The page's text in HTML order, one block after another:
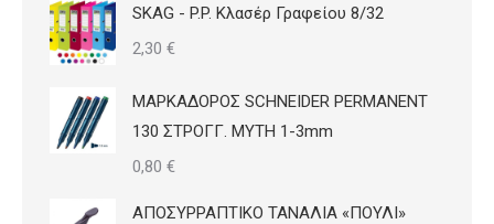
SKAG - P.P. Κλασέρ Γραφείου 8/32
2,30 €
ΜΑΡΚΑΔΟΡΟΣ SCHNEIDER PERMANENT
130 ΣΤΡΟΓΓ. ΜΥΤΗ 1-3mm
0,80 €
ΑΠΟΣΥΡΡΑΠΤΙΚΟ ΤΑΝΑΛΙΑ «ΠΟΥΛΙ»